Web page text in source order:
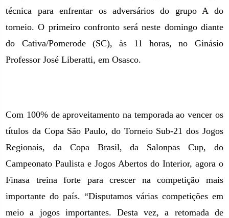
técnica para enfrentar os adversários do grupo A do
torneio. O primeiro confronto será neste domingo diante
do Cativa/Pomerode (SC), às 11 horas, no Ginásio
Professor José Liberatti, em Osasco.
Com 100% de aproveitamento na temporada ao vencer os
títulos da Copa São Paulo, do Torneio Sub-21 dos Jogos
Regionais, da Copa Brasil, da Salonpas Cup, do
Campeonato Paulista e Jogos Abertos do Interior, agora o
Finasa treina forte para crescer na competição mais
importante do país. “Disputamos várias competições em
meio a jogos importantes. Desta vez, a retomada de